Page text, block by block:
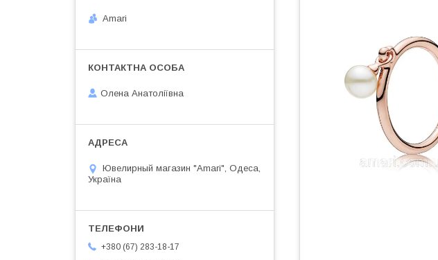
Amari
Олена Анатоліївна
Ювелирный магазин "Amari", Одеса,
Україна
+380 (67) 283-18-17